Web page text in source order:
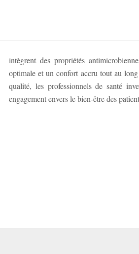
engagement envers le bien-être des